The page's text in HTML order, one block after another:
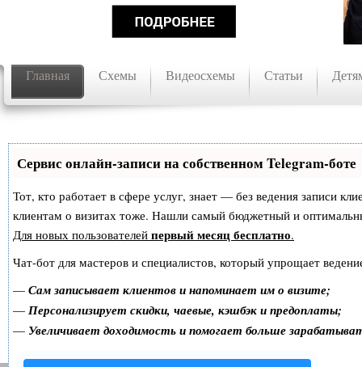
Главная Схемы Видеосхемы Статьи
Сервис онлайн-записи на собственном Telegram-боте
Тот, кто работает в сфере услуг, знает — без ведения записи
клиентам о визитах тоже. Нашли самый бюджетный и
Для новых пользователей первый месяц бесплатно.
Чат-бот для мастеров и специалистов, который упрощает
— Сам записывает клиентов и напоминает им о визите;
— Персонализирует скидки, чаевые, кэшбэк и предоплаты;
— Увеличивает доходимость и помогает больше